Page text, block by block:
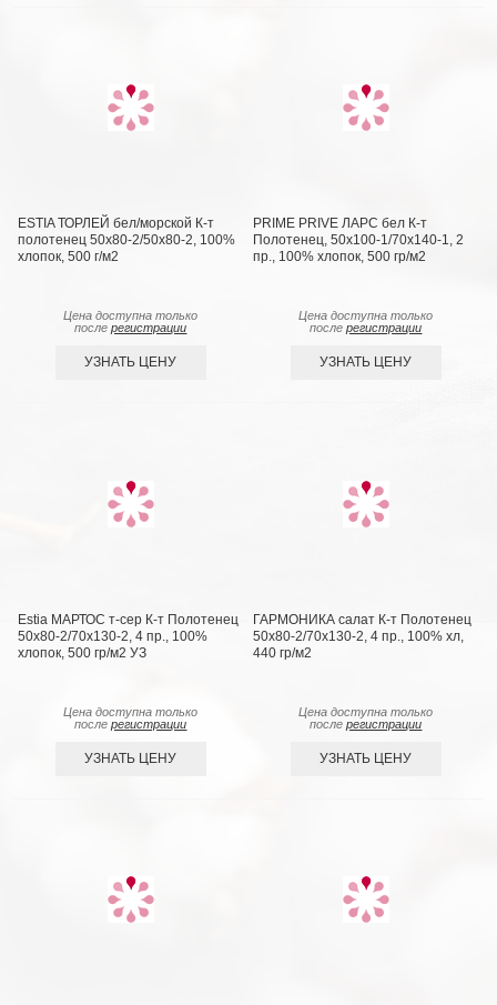
ESTIA ТОРЛЕЙ бел/морской К-т
полотенец 50х80-2/50х80-2, 100%
хлопок, 500 г/м2
Цена доступна только
послерегистрации
УЗНАТЬ ЦЕНУ
PRIME PRIVE ЛАРС бел К-т
Полотенец, 50x100-1/70х140-1, 2
пр., 100% хлопок, 500 гр/м2
Цена доступна только
послерегистрации
УЗНАТЬ ЦЕНУ
Estia МАРТОС т-сер К-т Полотенец
50х80-2/70х130-2, 4 пр., 100%
хлопок, 500 гр/м2 УЗ
Цена доступна только
послерегистрации
УЗНАТЬ ЦЕНУ
ГАРМОНИКА салат К-т Полотенец
50х80-2/70х130-2, 4 пр., 100% хл,
440 гр/м2
Цена доступна только
послерегистрации
УЗНАТЬ ЦЕНУ